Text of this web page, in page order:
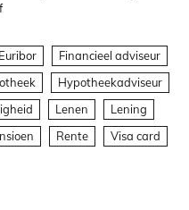
Euribor
Financieel adviseur
Hypotheekadviseur
Lenen
Lening
Rente Visa card